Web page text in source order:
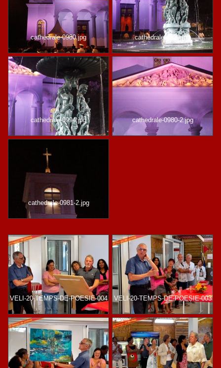
cathedrale-0980.jpg cathedrale-0993.jpg
cathedrale-0994.jpg cathedrale-0980-2.jpg
cathedrale-0981-2.jpg
VELI-20-TEMPS-DE-POESIE-004 VELI-20-TEMPS-DE-POESIE-003